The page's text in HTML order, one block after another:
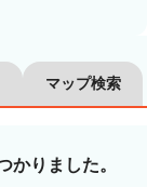
ィシャン
ッフ・その他
マップ検索
かりました。